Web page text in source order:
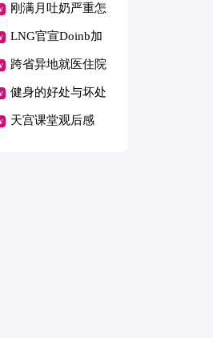
事
刚满月吐奶严重怎
么办
LNG官宣Doinb加
入
跨省异地就医住院
费用直接结算有哪
些省
健身的好处与坏处
盘点
天宫课堂观后感